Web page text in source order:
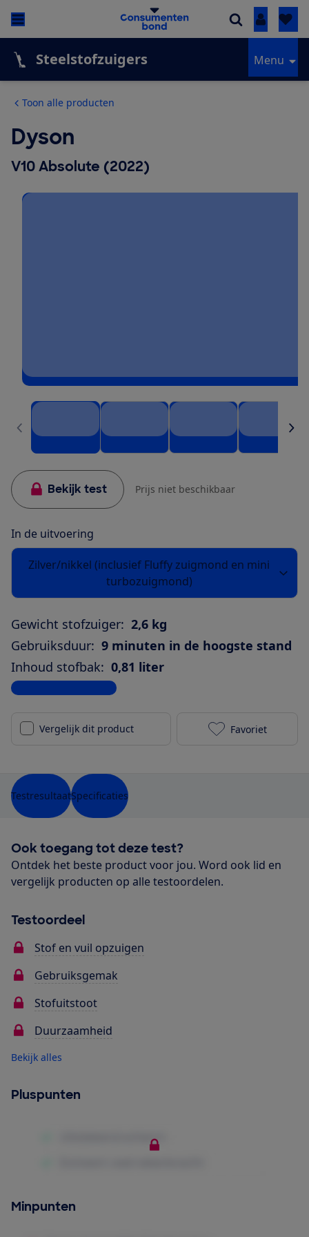
Inloggen
Steelstofzuigers Menu
Toon alle producten
Dyson
V10 Absolute (2022)
Bekijk test Prijs niet beschikbaar
In de uitvoering
Zilver/nikkel (inclusief Fluffy zuigmond en mini
turbozuigmond)
Gewicht stofzuiger: 2,6 kg
Gebruiksduur: 9 minuten in de hoogste stand
Inhoud stofbak: 0,81 liter
Bekijk alle specificaties
Vergelijk dit product Dyson V10
Favoriet
TestresultaatSpecificaties
Ook toegang tot deze test?
Ontdek het beste product voor jou. Word ook lid en
vergelijk producten op alle testoordelen.
Testoordeel
Stof en vuil opzuigen
Gebruiksgemak
Stofuitstoot
Duurzaamheid
Bekijk alles
Pluspunten
Minpunten